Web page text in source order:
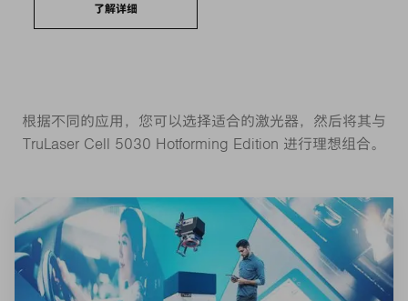
了解详细
根据不同的应用，您可以选择适合的激光器，然后将其与
TruLaser Cell 5030 Hotforming Edition 进行理想组合。